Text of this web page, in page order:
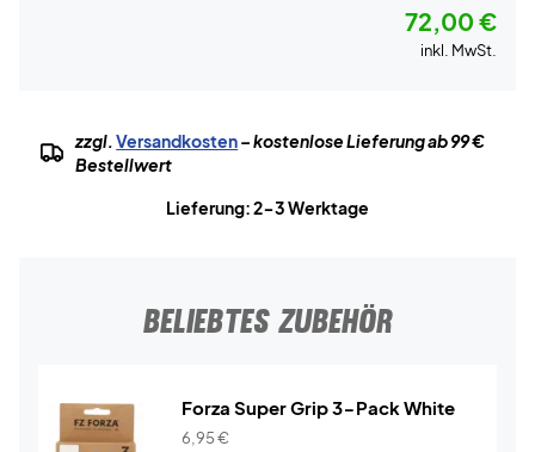
72,00 €
inkl. MwSt.
zzgl.Versandkosten– kostenlose Lieferung ab 99 €
Bestellwert
Lieferung: 2-3 Werktage
BELIEBTES ZUBEHÖR
Forza Super Grip 3-Pack White
6,95€